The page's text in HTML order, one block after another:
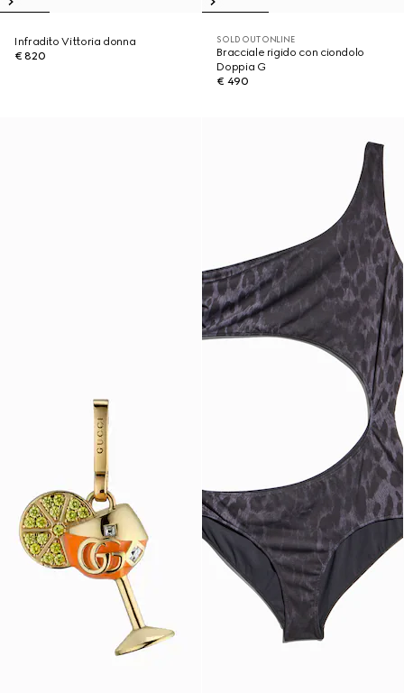
Infradito Vittoria donna
€ 820
SOLD OUT ONLINE
Bracciale rigido con ciondolo
Doppia G
€ 490